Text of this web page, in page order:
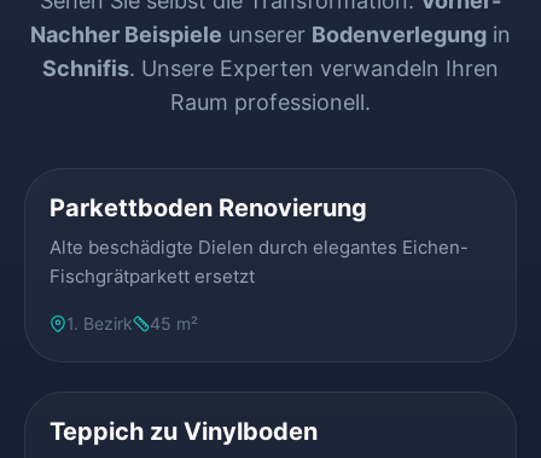
Nachher Beispiele unserer Bodenverlegung in
Schnifis. Unsere Experten verwandeln Ihren
Raum professionell.
Parkettboden Renovierung
Alte beschädigte Dielen durch elegantes Eichen-
Fischgrätparkett ersetzt
1. Bezirk 45 m²
Teppich zu Vinylboden